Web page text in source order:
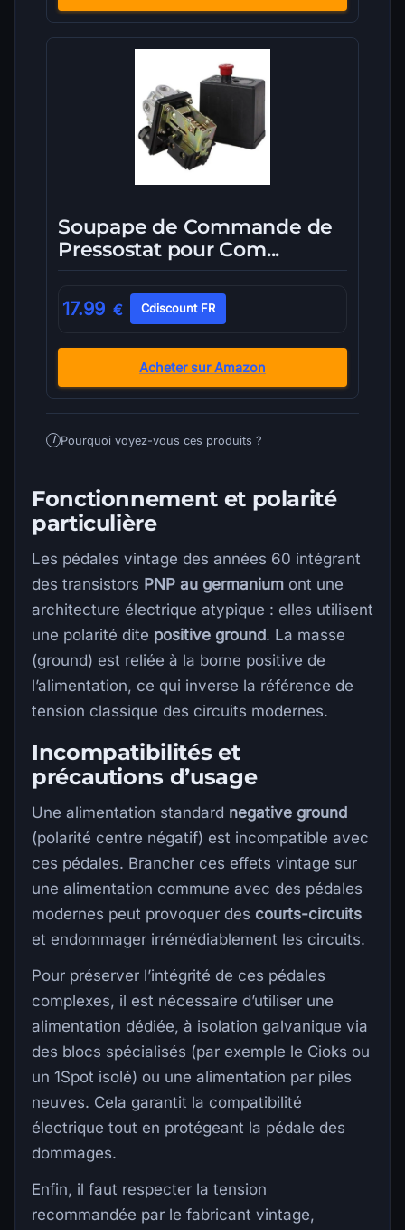
Soupape de Commande de
Pressostat pour Com...
17.99 € Cdiscount FR
Acheter sur Amazon
i Pourquoi voyez-vous ces produits ?
Fonctionnement et polarité
particulière
Les pédales vintage des années 60 intégrant
des transistors PNP au germanium ont une
architecture électrique atypique : elles utilisent
une polarité dite positive ground. La masse
(ground) est reliée à la borne positive de
l’alimentation, ce qui inverse la référence de
tension classique des circuits modernes.
Incompatibilités et
précautions d’usage
Une alimentation standard negative ground
(polarité centre négatif) est incompatible avec
ces pédales. Brancher ces effets vintage sur
une alimentation commune avec des pédales
modernes peut provoquer des courts-circuits
et endommager irrémédiablement les circuits.
Pour préserver l’intégrité de ces pédales
complexes, il est nécessaire d’utiliser une
alimentation dédiée, à isolation galvanique via
des blocs spécialisés (par exemple le Cioks ou
un 1Spot isolé) ou une alimentation par piles
neuves. Cela garantit la compatibilité
électrique tout en protégeant la pédale des
dommages.
Enfin, il faut respecter la tension
recommandée par le fabricant vintage,